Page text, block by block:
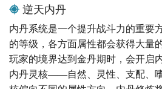
逆天内丹
内丹系统是一个提升战斗力的重要
的等级，各方面属性都会获得大量
玩家的境界达到金丹期时，会开启
内丹灵核——自然、灵性、支配、